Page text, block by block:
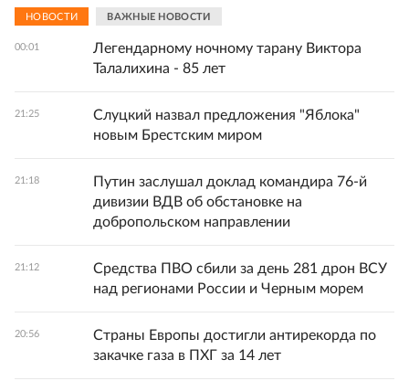
НОВОСТИ ВАЖНЫЕ НОВОСТИ
00:01
Легендарному ночному тарану Виктора
Талалихина - 85 лет
21:25
Слуцкий назвал предложения "Яблока"
новым Брестским миром
21:18
Путин заслушал доклад командира 76-й
дивизии ВДВ об обстановке на
добропольском направлении
21:12
Средства ПВО сбили за день 281 дрон ВСУ
над регионами России и Черным морем
20:56
Страны Европы достигли антирекорда по
закачке газа в ПХГ за 14 лет